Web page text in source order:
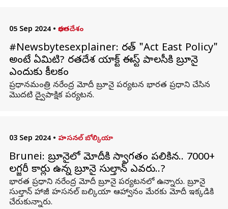
05 Sep 2024 • భారతదేశం
#Newsbytesexplainer: భారత్ "Act East Policy"
అంటే ఏమిటి? భారతదేశ యాక్ట్ ఈస్ట్ పాలసీకి బ్రూనై
ఎందుకు కీలకం
ప్రధానమంత్రి నరేంద్ర మోదీ బ్రూనై పర్యటన భారత ప్రధాని చేసిన
మొదటి ద్వైపాక్షిక పర్యటన.
03 Sep 2024 • హసనల్‌ బోల్కియా
Brunei: బ్రూనైలో మోదీకి స్వాగతం పలికిన.. 7000+
లగ్జరీ కార్లు ఉన్న బ్రూనై సుల్తాన్ ఎవరు..?
భారత ప్రధాని నరేంద్ర మోదీ బ్రూనై పర్యటనలో ఉన్నారు. బ్రూనై
సుల్తాన్ హాజీ హసనల్ బల్కియా ఆహ్వానం మేరకు మోదీ ఇక్కడికి
చేరుకున్నారు.